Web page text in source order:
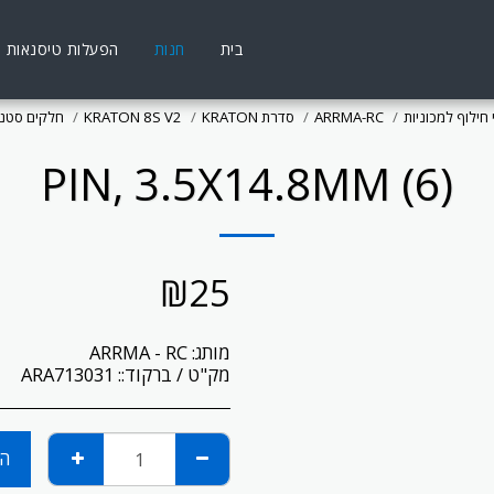
בית חנות הפעלות טיסנאות
למכוניות ARRMA-RC סדרת KRATON KRATON 8S V2 חלקים
PIN, 3.5X14.8MM (6)
₪25
מותג:ARRMA - RC
מק"ט / ברקוד:: ARA713031